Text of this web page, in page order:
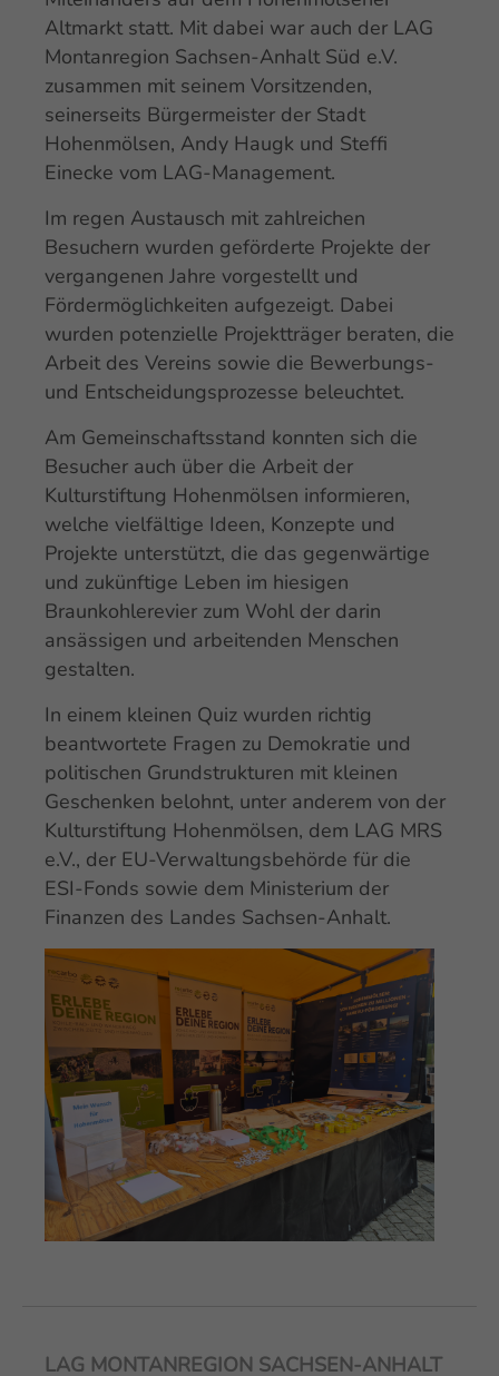
Drop us a line
info@yourdomain.com
About us
Lorem ipsum dolor sit amet, consectetuer
adipiscing elit.
Aenean commodo ligula eget dolor. Aenean
massa. Cum sociis natoque penatibus et
magnis dis parturient montes, nascetur
ridiculus mus. Donec quam felis, ultricies nec.
Altmarkt statt. Mit dabei war auch der LAG
Montanregion Sachsen-Anhalt Süd e.V.
zusammen mit seinem Vorsitzenden,
seinerseits Bürgermeister der Stadt
Hohenmölsen, Andy Haugk und Steffi
Einecke vom LAG-Management.
Im regen Austausch mit zahlreichen
Besuchern wurden geförderte Projekte der
vergangenen Jahre vorgestellt und
Fördermöglichkeiten aufgezeigt. Dabei
wurden potenzielle Projektträger beraten, die
Arbeit des Vereins sowie die Bewerbungs-
und Entscheidungsprozesse beleuchtet.
Am Gemeinschaftsstand konnten sich die
Besucher auch über die Arbeit der
Kulturstiftung Hohenmölsen informieren,
welche vielfältige Ideen, Konzepte und
Projekte unterstützt, die das gegenwärtige
und zukünftige Leben im hiesigen
Braunkohlerevier zum Wohl der darin
ansässigen und arbeitenden Menschen
gestalten.
In einem kleinen Quiz wurden richtig
beantwortete Fragen zu Demokratie und
politischen Grundstrukturen mit kleinen
Geschenken belohnt, unter anderem von der
Kulturstiftung Hohenmölsen, dem LAG MRS
e.V., der EU-Verwaltungsbehörde für die
ESI-Fonds sowie dem Ministerium der
Finanzen des Landes Sachsen-Anhalt.
LAG MONTANREGION SACHSEN-ANHALT